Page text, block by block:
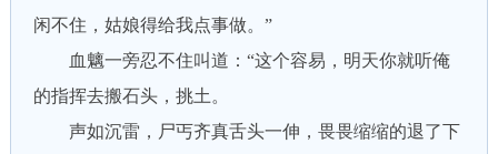
闲不住，姑娘得给我点事做。”
血魑一旁忍不住叫道：“这个容易，明天你就听俺
的指挥去搬石头，挑土。
声如沉雷，尸丐齐真舌头一伸，畏畏缩缩的退了下